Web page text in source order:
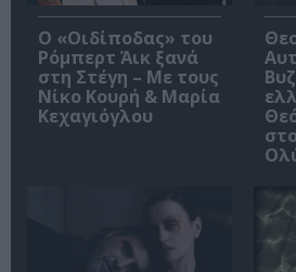
O «Οιδίποδας» του
Ρόμπερτ Άικ ξανά
στη Στέγη – Με τους
Νίκο Κουρή & Μαρία
Κεχαγιόγλου